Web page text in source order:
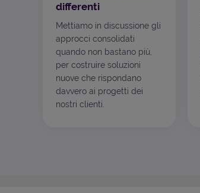
differenti
Mettiamo in discussione gli
approcci consolidati
quando non bastano più,
per costruire soluzioni
nuove che rispondano
davvero ai progetti dei
nostri clienti.